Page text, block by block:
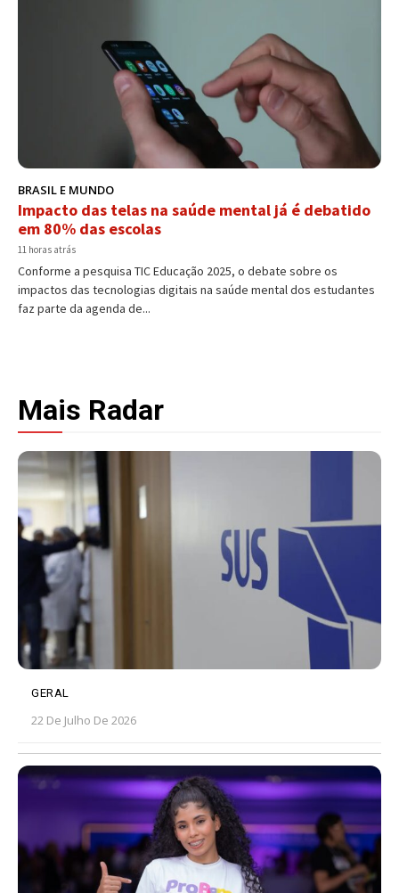
BRASIL E MUNDO
Impacto das telas na saúde mental já é debatido
em 80% das escolas
11 horas atrás
Conforme a pesquisa TIC Educação 2025, o debate sobre os
impactos das tecnologias digitais na saúde mental dos estudantes
faz parte da agenda de...
Mais Radar
GERAL
22 De Julho De 2026